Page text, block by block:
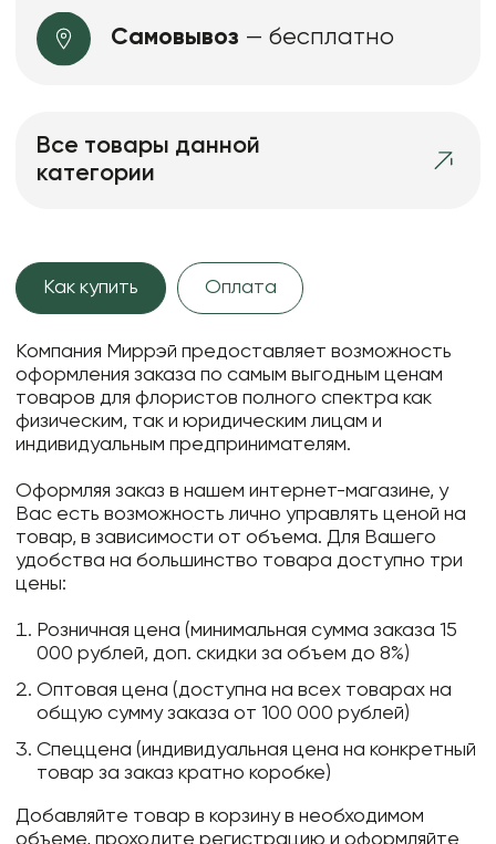
Самовывоз — бесплатно
Все товары данной
категории
Как купить Оплата
Компания Миррэй предоставляет возможность
оформления заказа по самым выгодным ценам
товаров для флористов полного спектра как
физическим, так и юридическим лицам и
индивидуальным предпринимателям.
Оформляя заказ в нашем интернет-магазине, у
Вас есть возможность лично управлять ценой на
товар, в зависимости от объема. Для Вашего
удобства на большинство товара доступно три
цены:
Розничная цена (минимальная сумма заказа 15
000 рублей, доп. скидки за объем до 8%)
Оптовая цена (доступна на всех товарах на
общую сумму заказа от 100 000 рублей)
Спеццена (индивидуальная цена на конкретный
товар за заказ кратно коробке)
Добавляйте товар в корзину в необходимом
объеме, проходите регистрацию и оформляйте